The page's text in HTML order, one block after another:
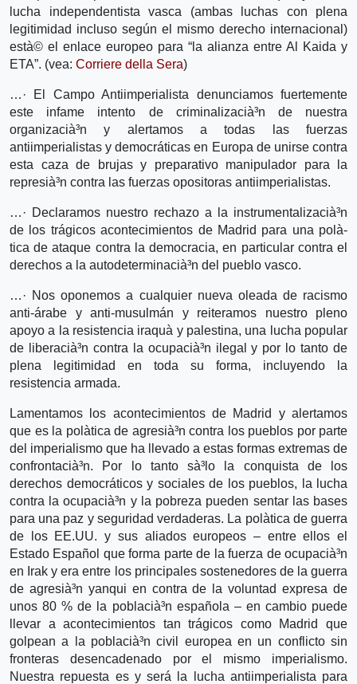
lucha independentista vasca (ambas luchas con plena
legitimidad incluso según el mismo derecho internacional)
està© el enlace europeo para “la alianza entre Al Kaida y
ETA”. (vea: Corriere della Sera)
…· El Campo Antiimperialista denunciamos fuertemente
este infame intento de criminalizacià³n de nuestra
organizacià³n y alertamos a todas las fuerzas
antiimperialistas y democráticas en Europa de unirse contra
esta caza de brujas y preparativo manipulador para la
represià³n contra las fuerzas opositoras antiimperialistas.
…· Declaramos nuestro rechazo a la instrumentalizacià³n
de los trágicos acontecimientos de Madrid para una polà­
tica de ataque contra la democracia, en particular contra el
derechos a la autodeterminacià³n del pueblo vasco.
…· Nos oponemos a cualquier nueva oleada de racismo
anti-árabe y anti-musulmán y reiteramos nuestro pleno
apoyo a la resistencia iraquà­ y palestina, una lucha popular
de liberacià³n contra la ocupacià³n ilegal y por lo tanto de
plena legitimidad en toda su forma, incluyendo la
resistencia armada.
Lamentamos los acontecimientos de Madrid y alertamos
que es la polà­tica de agresià³n contra los pueblos por parte
del imperialismo que ha llevado a estas formas extremas de
confrontacià³n. Por lo tanto sà³lo la conquista de los
derechos democráticos y sociales de los pueblos, la lucha
contra la ocupacià³n y la pobreza pueden sentar las bases
para una paz y seguridad verdaderas. La polà­tica de guerra
de los EE.UU. y sus aliados europeos – entre ellos el
Estado Español que forma parte de la fuerza de ocupacià³n
en Irak y era entre los principales sostenedores de la guerra
de agresià³n yanqui en contra de la voluntad expresa de
unos 80 % de la poblacià³n española – en cambio puede
llevar a acontecimientos tan trágicos como Madrid que
golpean a la poblacià³n civil europea en un conflicto sin
fronteras desencadenado por el mismo imperialismo.
Nuestra repuesta es y será la lucha antiimperialista para